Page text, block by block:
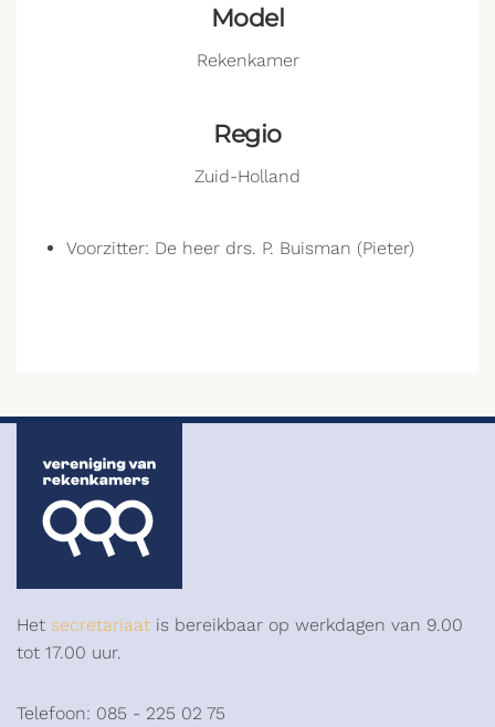
Model
Rekenkamer
Regio
Zuid-Holland
Voorzitter: De heer drs. P. Buisman (Pieter)
Het secretariaat is bereikbaar op werkdagen van 9.00
tot 17.00 uur.
Telefoon: 085 - 225 02 75